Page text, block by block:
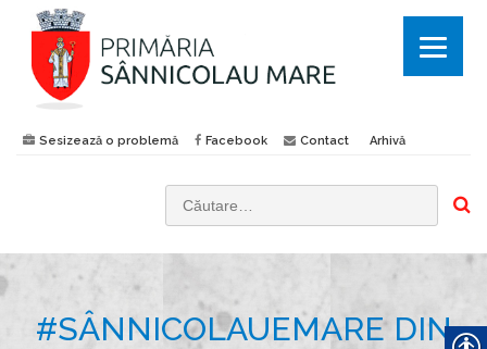
Sesizează o problemă Facebook Contact Arhivă
#SÂNNICOLAUEMARE DIN